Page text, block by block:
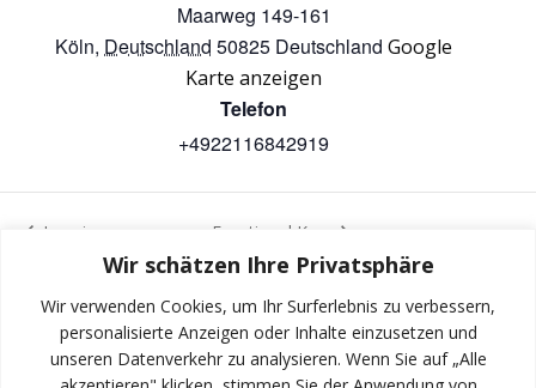
Wir schätzen Ihre Privatsphäre
Wir verwenden Cookies, um Ihr Surferlebnis zu verbessern,
personalisierte Anzeigen oder Inhalte einzusetzen und
unseren Datenverkehr zu analysieren. Wenn Sie auf „Alle
Maarweg 149-161
Köln, Deutschland 50825 Deutschland Google
Karte anzeigen
Telefon
+4922116842919
Jumping Functional Kurs
INSTAGRAM